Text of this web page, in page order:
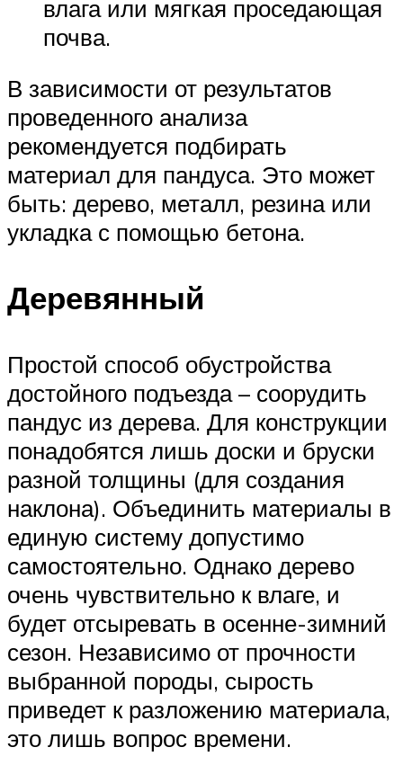
влага или мягкая проседающая
почва.
В зависимости от результатов
проведенного анализа
рекомендуется подбирать
материал для пандуса. Это может
быть: дерево, металл, резина или
укладка с помощью бетона.
Деревянный
Простой способ обустройства
достойного подъезда – соорудить
пандус из дерева. Для конструкции
понадобятся лишь доски и бруски
разной толщины (для создания
наклона). Объединить материалы в
единую систему допустимо
самостоятельно. Однако дерево
очень чувствительно к влаге, и
будет отсыревать в осенне-зимний
сезон. Независимо от прочности
выбранной породы, сырость
приведет к разложению материала,
это лишь вопрос времени.